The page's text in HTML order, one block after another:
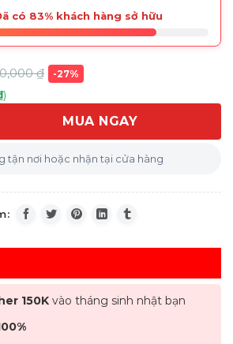
có 83% khách hàng sở hữu
₫ -27%
)
ZVE4110FL Công nghệ lốc
MUA NGAY
tận nơi hoặc nhận tại cửa hàng
150Kvào tháng sinh nhật bạn